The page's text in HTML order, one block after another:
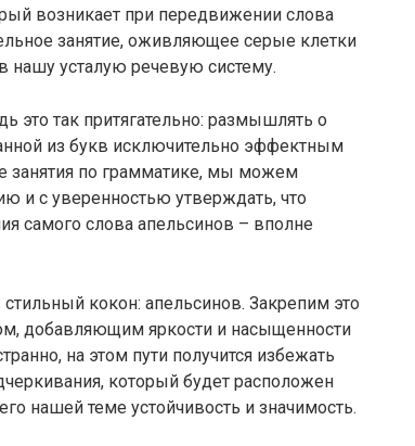
возникает при передвижении слова
занятие, оживляющее серые клетки
нашу усталую речевую систему.
это так притягательно: размышлять о
из букв исключительно эффектным
по грамматике, мы можем
и с уверенностью утверждать, что
самого слова апельсинов – вполне
кокон: апельсинов. Закрепим это
добавляющим яркости и насыщенности
на этом пути получится избежать
который будет расположен
нашей теме устойчивость и значимость.